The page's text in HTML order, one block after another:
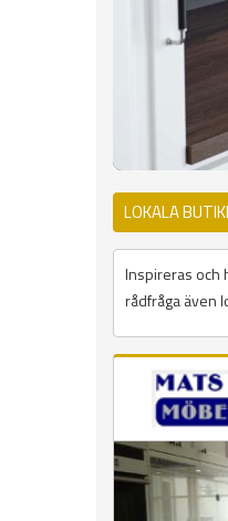
LOKALA
Inspireras och
rådfråga även